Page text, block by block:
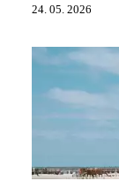
24. 05. 2026